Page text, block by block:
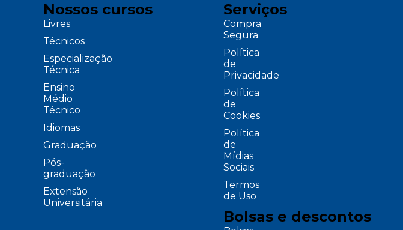
Nossos cursos
Livres
Técnicos
Especialização
Técnica
Ensino
Médio
Técnico
Idiomas
Graduação
Pós-
graduação
Extensão
Universitária
Serviços
Compra
Segura
Política
de
Privacidade
Política
de
Cookies
Política
de
Mídias
Sociais
Termos
de Uso
Bolsas e descontos